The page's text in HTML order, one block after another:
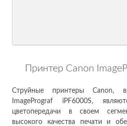
Принтер Canon
Струйные принтеры Canon,
ImagePrograf iPF6000S,
цветопередачи в своем
высокого качества печати и